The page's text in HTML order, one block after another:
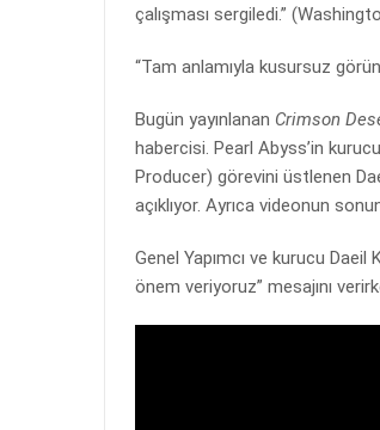
çalışması sergiledi.”
“Tam anlamıyla kusursuz
Bugün yayınlanan Crimson
habercisi. Pearl Abyss’in
Producer) görevini üstlenen
açıklıyor. Ayrıca videonun
Genel Yapımcı ve kurucu
önem veriyoruz” mesajını